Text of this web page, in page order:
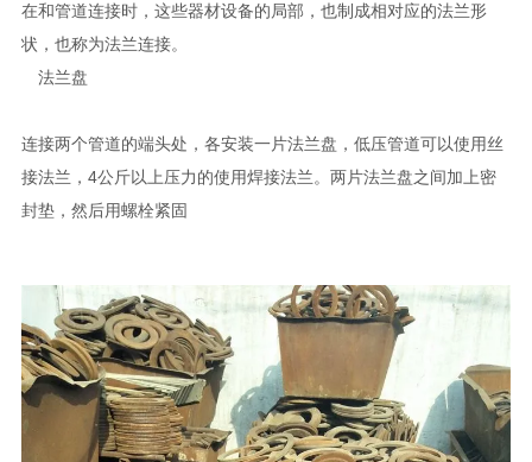
在和管道连接时，这些器材设备的局部，也制成相对应的法兰形
状，也称为法兰连接。
法兰盘
连接两个管道的端头处，各安装一片法兰盘，低压管道可以使用丝
接法兰，4公斤以上压力的使用焊接法兰。两片法兰盘之间加上密
封垫，然后用螺栓紧固